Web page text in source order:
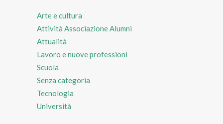
Arte e cultura
Attività Associazione Alumni
Attualità
Lavoro e nuove professioni
Scuola
Senza categoria
Tecnologia
Università